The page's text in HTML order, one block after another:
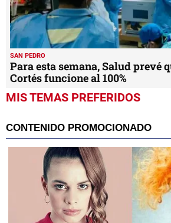
SAN PEDRO
Para esta semana, Salud prevé
Cortés funcione al 100%
MIS TEMAS PREFERIDOS